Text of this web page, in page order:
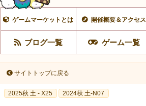
ゲームマーケットとは 開催概要＆アクセス
ブログ一覧 ゲーム一覧
サイトトップに戻る
2025秋 土 - X25 2024秋 土-N07